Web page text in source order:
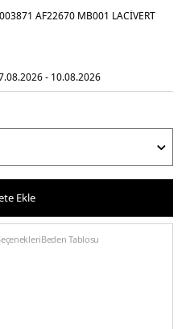
AF22670 MB001 LACİVERT
- 10.08.2026
Ekle
Beden Tablosu